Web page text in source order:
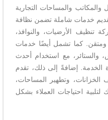
والمساحات التجارية
خدمات شاملة تضمن نظافة
تنظيف الأرضيات، والنوافذ،
ومتقن. كما تشمل أيضًا خدمات
والستائر، مع استخدام أحدث
الخدمة. إضافةً إلى ذلك، تقدم
وتطهير المساحات،
احتياجات العملاء بشكل